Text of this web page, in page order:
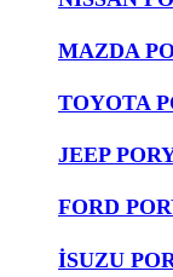
MAZDA
TOYOTA
JEEP
FORD
İSUZU